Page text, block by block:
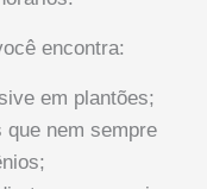
encontra:
em plantões;
nem sempre